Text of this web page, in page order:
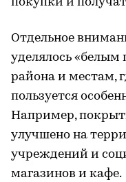
покупки и
Отдельное
уделялось
района и местам,
пользуется
Например,
улучшено на
учреждений и
магазинов и кафе.